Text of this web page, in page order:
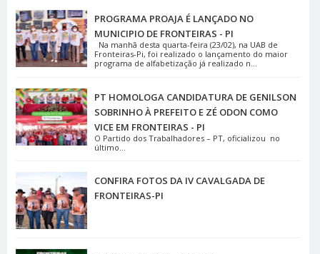
PROGRAMA PROAJA É LANÇADO NO
MUNICIPIO DE FRONTEIRAS - PI
Na manhã desta quarta-feira (23/02), na UAB de
Fronteiras-Pi, foi realizado o lançamento do maior
programa de alfabetização já realizado n...
PT HOMOLOGA CANDIDATURA DE GENILSON
SOBRINHO À PREFEITO E ZÉ ODON COMO
VICE EM FRONTEIRAS - PI
O Partido dos Trabalhadores – PT, oficializou no
último...
CONFIRA FOTOS DA IV CAVALGADA DE
FRONTEIRAS-PI